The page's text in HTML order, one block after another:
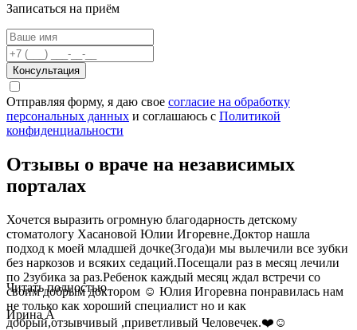
Записаться на приём
Консультация
Отправляя форму, я даю свое согласие на обработку
персональных данных и соглашаюсь c Политикой
конфиденциальности
Отзывы о враче на независимых
порталах
Хочется выразить огромную благодарность детскому
стоматологу Хасановой Юлии Игоревне.Доктор нашла
подход к моей младшей дочке(3года)и мы вылечили все зубки
без наркозов и всяких седаций.Посещали раз в месяц лечили
по 2зубика за раз.Ребенок каждый месяц ждал встречи со
своим добрым доктором ☺️ Юлия Игоревна понравилась нам
не только как хороший специалист но и как
добрый,отзывчивый ,приветливый Человечек.❤️☺️
Читать полностью
Ирина А